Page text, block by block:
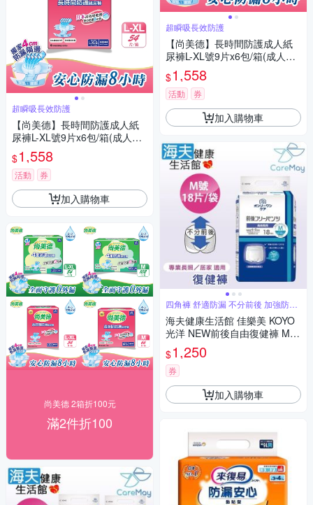
超瞬吸長效防護
【尚美德】長時間防護成人紙
尿褲L-XL號9片x6包/箱(成人紙
尿褲 黏貼式 夜用)
$1,558
活動 券
加入購物車
尚美德 2箱折100元
滿2件折100
超瞬吸長效防護
【尚美德】長時間防護成人紙
尿褲L-XL號9片x6包/箱(成人紙
尿褲 黏貼式 夜用)
$1,558
活動 券
加入購物車
四角褲 舒適防漏 不分前後 加強防漏
褲型
海夫健康生活館 佳樂美 KOYO
光洋 NEW前後自由復健褲 M號
_18片/袋
$1,250
券
加入購物車